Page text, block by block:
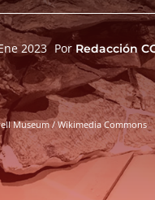
2023 Por Redacción
Museum / Wikimedia Commons